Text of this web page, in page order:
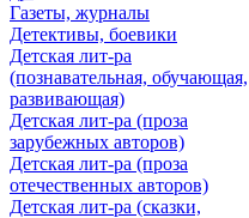
Газеты, журналы
Детективы, боевики
Детская лит-ра
(познавательная, обучающая,
развивающая)
Детская лит-ра (проза
зарубежных авторов)
Детская лит-ра (проза
отечественных авторов)
Детская лит-ра (сказки,